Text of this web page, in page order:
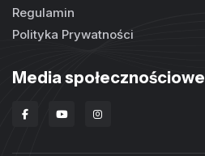
Regulamin
Polityka Prywatności
Media społecznościowe